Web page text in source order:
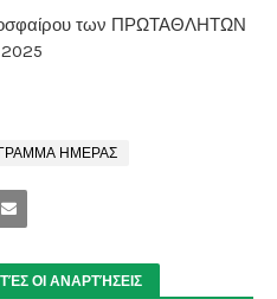
των ΠΡΩΤΑΘΛΗΤΩΝ
ΗΜΕΡΑΣ
ΟΙ ΑΝΑΡΤΉΣΕΙΣ